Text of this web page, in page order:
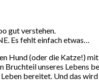
gut verstehen.
Es fehlt einfach etwas…
Hund (oder die Katze!) mit
Bruchteil unseres Lebens
bereitet. Und das